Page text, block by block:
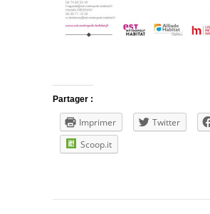
Partager :
Imprimer Twitter
Scoop.it